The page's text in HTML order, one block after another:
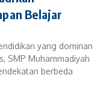
Belajar
yang dominan
SMP Muhammadiyah
berbeda